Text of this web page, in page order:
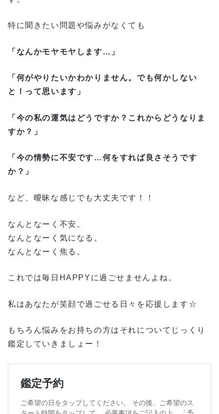
特に聞きたい問題や悩みがなくても
「なんかモヤモヤします…」
「何がやりたいかわかりません。でも何かしない
と！って思います」
「今の私の運気はどうですか？これからどうなりま
すか？」
「今の情勢に不安です…何をすれば良さそうです
か？」
など、曖昧な感じでも大丈夫です！！
なんとなーく不安。
なんとなーく気になる。
なんとなーく焦る。
これでは毎日HAPPYに過ごせませんよね。
私はあなたが笑顔で過ごせる日々を応援します☆
もちろん悩みをお持ちの方はそれについてじっくり
鑑定していきましょー！